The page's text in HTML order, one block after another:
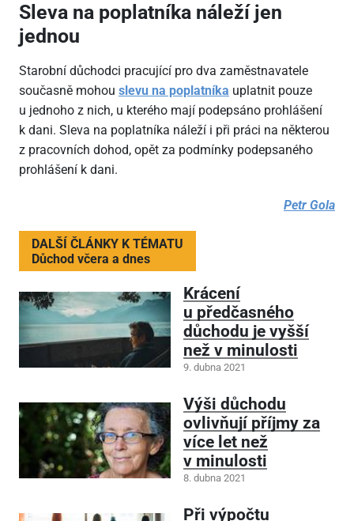
Sleva na poplatníka náleží jen
jednou
Starobní důchodci pracující pro dva zaměstnavatele
současně mohou slevu na poplatníka uplatnit pouze
u jednoho z nich, u kterého mají podepsáno prohlášení
k dani. Sleva na poplatníka náleží i při práci na některou
z pracovních dohod, opět za podmínky podepsaného
prohlášení k dani.
Petr Gola
DALŠÍ ČLÁNKY K TÉMATU
Důchod včera a dnes
Krácení
u předčasného
důchodu je vyšší
než v minulosti
9. dubna 2021
Výši důchodu
ovlivňují příjmy za
více let než
v minulosti
8. dubna 2021
Při výpočtu